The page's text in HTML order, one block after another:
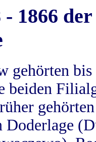
- 1866
gehörten
beiden
Doderlage